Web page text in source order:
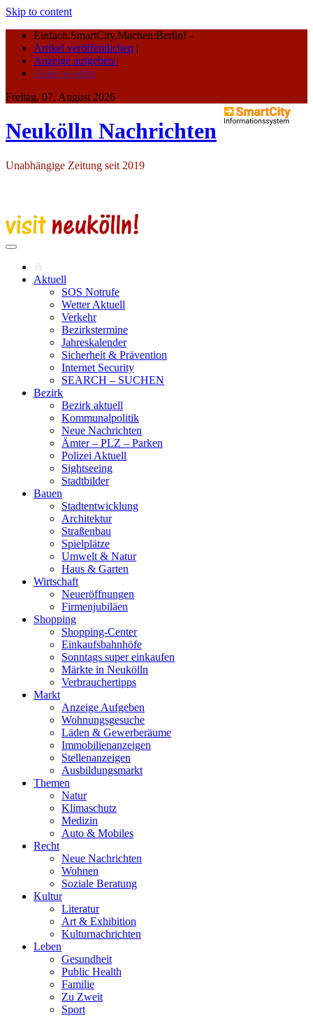
Skip to content
Einfach.SmartCity.Machen:Berlin! -
Artikel veröffentlichen |
Anzeige aufgeben |
Autor werden
Freitag, 07. August 2026
Neukölln Nachrichten
Unabhängige Zeitung seit 2019
Aktuell
SOS Notrufe
Wetter Aktuell
Verkehr
Bezirkstermine
Jahreskalender
Sicherheit & Prävention
Internet Security
SEARCH – SUCHEN
Bezirk
Bezirk aktuell
Kommunalpolitik
Neue Nachrichten
Ämter – PLZ – Parken
Polizei Aktuell
Sightseeing
Stadtbilder
Bauen
Stadtentwicklung
Architektur
Straßenbau
Spielplätze
Umwelt & Natur
Haus & Garten
Wirtschaft
Neueröffnungen
Firmenjubiläen
Shopping
Shopping-Center
Einkaufsbahnhöfe
Sonntags super einkaufen
Märkte in Neukölln
Verbrauchertipps
Markt
Anzeige Aufgeben
Wohnungsgesuche
Läden & Gewerberäume
Immobilienanzeigen
Stellenanzeigen
Ausbildungsmarkt
Themen
Natur
Klimaschutz
Medizin
Auto & Mobiles
Recht
Neue Nachrichten
Wohnen
Soziale Beratung
Kultur
Literatur
Art & Exhibition
Kulturnachrichten
Leben
Gesundheit
Public Health
Familie
Zu Zweit
Sport